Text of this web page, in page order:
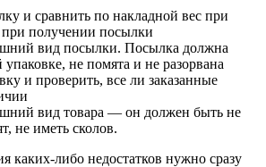
и сравнить по накладной вес при
при получении посылки
вид посылки. Посылка должна
не помята и не разорвана
и проверить, все ли заказанные
вид товара — он должен быть не
не иметь сколов.
каких-либо недостатков нужно сразу